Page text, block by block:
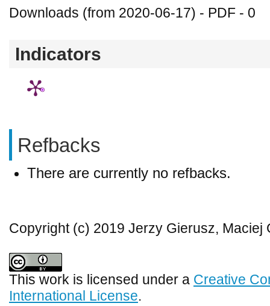
Downloads (from 2020-06-17) - PDF - 0
Indicators
Refbacks
There are currently no refbacks.
Copyright (c) 2019 Jerzy Gierusz, Maciej
This work is licensed under a Creative
International License.